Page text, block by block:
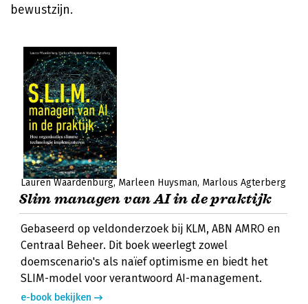
bewustzijn.
Lauren Waardenburg Marleen Huysman Marlous Agterberg
Slim managen van AI in de praktijk
Gebaseerd op veldonderzoek bij KLM, ABN AMRO en
Centraal Beheer. Dit boek weerlegt zowel
doemscenario's als naïef optimisme en biedt het
SLIM-model voor verantwoord AI-management.
e-book bekijken